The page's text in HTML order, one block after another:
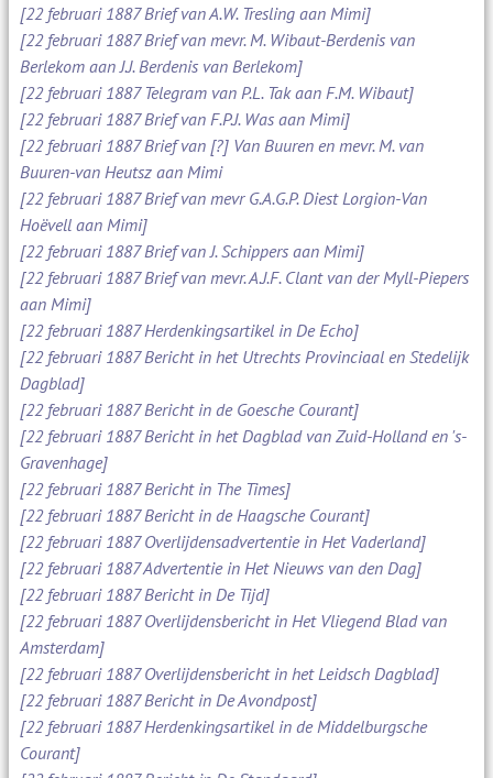
[22 februari 1887 Brief van A.W. Tresling aan Mimi]
[22 februari 1887 Brief van mevr. M. Wibaut-Berdenis van
Berlekom aan J.J. Berdenis van Berlekom]
[22 februari 1887 Telegram van P.L. Tak aan F.M. Wibaut]
[22 februari 1887 Brief van F.P.J. Was aan Mimi]
[22 februari 1887 Brief van [?] Van Buuren en mevr. M. van
Buuren-van Heutsz aan Mimi
[22 februari 1887 Brief van mevr G.A.G.P. Diest Lorgion-Van
Hoëvell aan Mimi]
[22 februari 1887 Brief van J. Schippers aan Mimi]
[22 februari 1887 Brief van mevr. A.J.F. Clant van der Myll-Piepers
aan Mimi]
[22 februari 1887 Herdenkingsartikel in De Echo]
[22 februari 1887 Bericht in het Utrechts Provinciaal en Stedelijk
Dagblad]
[22 februari 1887 Bericht in de Goesche Courant]
[22 februari 1887 Bericht in het Dagblad van Zuid-Holland en 's-
Gravenhage]
[22 februari 1887 Bericht in The Times]
[22 februari 1887 Bericht in de Haagsche Courant]
[22 februari 1887 Overlijdensadvertentie in Het Vaderland]
[22 februari 1887 Advertentie in Het Nieuws van den Dag]
[22 februari 1887 Bericht in De Tijd]
[22 februari 1887 Overlijdensbericht in Het Vliegend Blad van
Amsterdam]
[22 februari 1887 Overlijdensbericht in het Leidsch Dagblad]
[22 februari 1887 Bericht in De Avondpost]
[22 februari 1887 Herdenkingsartikel in de Middelburgsche
Courant]